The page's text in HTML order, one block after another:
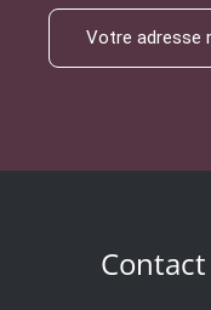
Contact